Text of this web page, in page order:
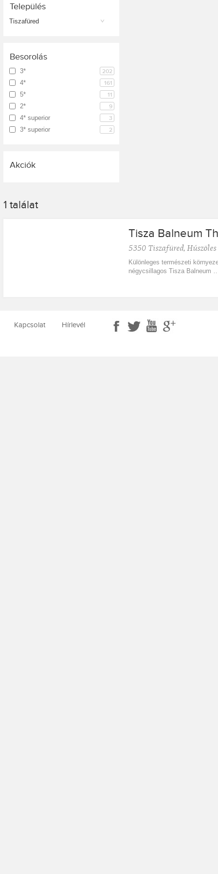
Település
Tiszafüred
Besorolás
3*
202
4*
161
5*
11
2*
9
4* superior
3
3* superior
2
Akciók
1 találat
Tisza Balneum
5350 Tiszafüred,
Különleges természeti
négycsillagos Tisza Balneum
Kapcsolat Hírlevél